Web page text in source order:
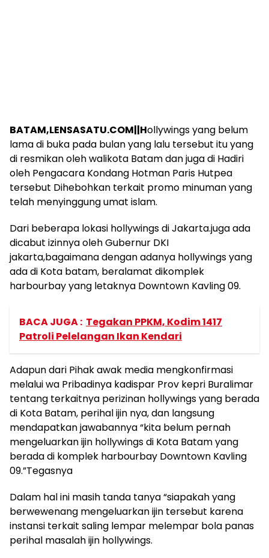
BATAM,LENSASATU.COM||Hollywings yang belum
lama di buka pada bulan yang lalu tersebut itu yang
di resmikan oleh walikota Batam dan juga di Hadiri
oleh Pengacara Kondang Hotman Paris Hutpea
tersebut Dihebohkan terkait promo minuman yang
telah menyinggung umat islam.
Dari beberapa lokasi hollywings di Jakarta.juga ada
dicabut izinnya oleh Gubernur DKI
jakarta,bagaimana dengan adanya hollywings yang
ada di Kota batam, beralamat dikomplek
harbourbay yang letaknya Downtown Kavling 09.
BACA JUGA : Tegakan PPKM, Kodim 1417
Patroli Pelelangan Ikan Kendari
Adapun dari Pihak awak media mengkonfirmasi
melalui wa Pribadinya kadispar Prov kepri Buralimar
tentang terkaitnya perizinan hollywings yang berada
di Kota Batam, perihal ijin nya, dan langsung
mendapatkan jawabannya “kita belum pernah
mengeluarkan ijin hollywings di Kota Batam yang
berada di komplek harbourbay Downtown Kavling
09.”Tegasnya
Dalam hal ini masih tanda tanya “siapakah yang
berwewenang mengeluarkan ijin tersebut karena
instansi terkait saling lempar melempar bola panas
perihal masalah ijin hollywings.